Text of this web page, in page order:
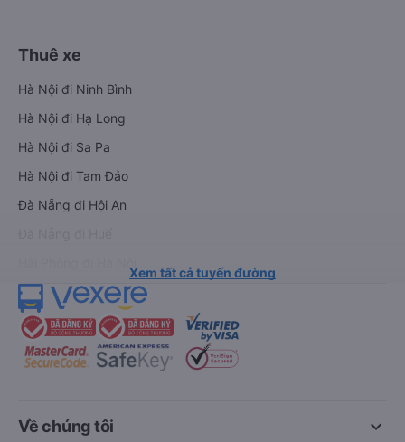
Thuê xe
Hà Nội đi Ninh Bình
Hà Nội đi Hạ Long
Hà Nội đi Sa Pa
Hà Nội đi Tam Đảo
Đà Nẵng đi Hội An
Xem tất cả tuyến đường
keyboard_arrow_down
Về chúng tôi